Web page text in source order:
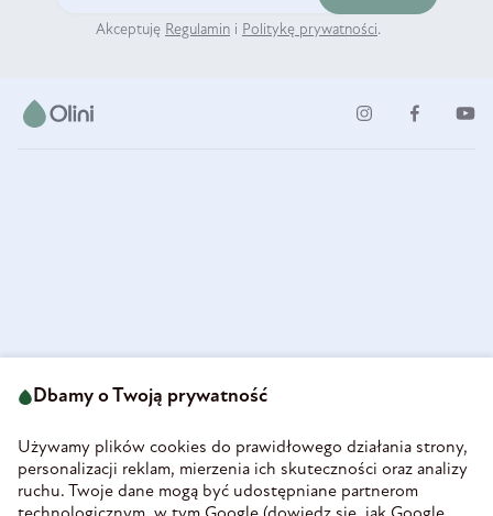
Akceptuję Regulamin i Politykę prywatności.
58-160 Świebodzice
REGON 890213034
INFORMACJE
Dbamy o Twoją prywatność
Używamy plików cookies do prawidłowego działania strony,
personalizacji reklam, mierzenia ich skuteczności oraz analizy
ruchu. Twoje dane mogą być udostępniane partnerom